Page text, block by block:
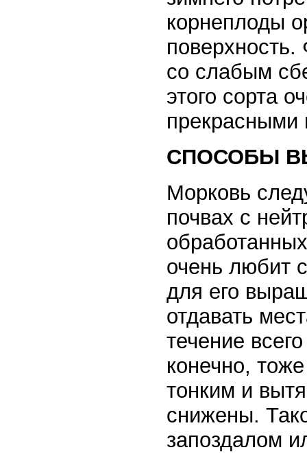
корнеплоды
со слабым
этого сорта
прекрасными
СПОСОБЫ
Морковь
почвах с
очень любит
для его
отдавать
течение
конечно,
тонким и
снижены.
запоздалом